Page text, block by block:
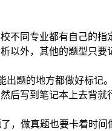
不同专业都有自己的
以外，其他的题型只
题的地方都做好标记
后写到笔记本上去背
，做真题也要卡着时